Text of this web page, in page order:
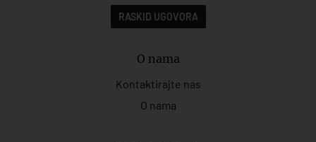
RASKID UGOVORA
O nama
Kontaktirajte nas
O nama